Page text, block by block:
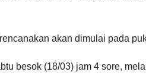
akan dimulai pada
besok (18/03) jam 4 sore,